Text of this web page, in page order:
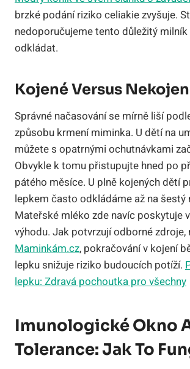
brzké podání riziko celiakie zvyšuje.
nedoporučujeme tento důležitý
odkládat.
Kojené Versus
Správné načasování se mírně liší
způsobu krmení miminka. U dětí na
můžete s opatrnými ochutnávkami
Obvykle k tomu přistupujte hned po
pátého měsíce. U plně kojených dětí
lepkem často odkládáme až na šestý
Mateřské mléko zde navíc poskytuje
výhodu. Jak potvrzují odborné zdroje,
Maminkám.cz, pokračování v kojení
lepku snižuje riziko budoucích potíží.
lepku: Zdravá pochoutka pro všechny
Imunologické Okno
Tolerance: Jak To